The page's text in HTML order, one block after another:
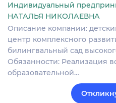
Индивидуальный
НАТАЛЬЯ НИКОЛАЕВНА
Описание компании:
центр комплексного
билингвальный сад
Обязанности: Реализация
образовательной…